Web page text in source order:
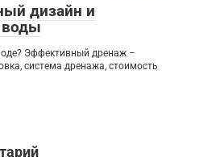
дизайн и
воды
Эффективный дренаж –
система дренажа, стоимость